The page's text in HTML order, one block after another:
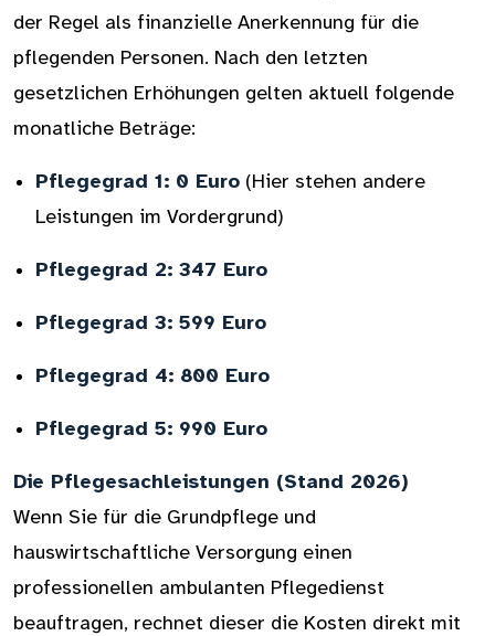
der Regel als finanzielle Anerkennung für die
pflegenden Personen. Nach den letzten
gesetzlichen Erhöhungen gelten aktuell folgende
monatliche Beträge:
Pflegegrad 1: 0 Euro (Hier stehen andere
Leistungen im Vordergrund)
Pflegegrad 2: 347 Euro
Pflegegrad 3: 599 Euro
Pflegegrad 4: 800 Euro
Pflegegrad 5: 990 Euro
Die Pflegesachleistungen (Stand 2026)
Wenn Sie für die Grundpflege und
hauswirtschaftliche Versorgung einen
professionellen ambulanten Pflegedienst
beauftragen, rechnet dieser die Kosten direkt mit